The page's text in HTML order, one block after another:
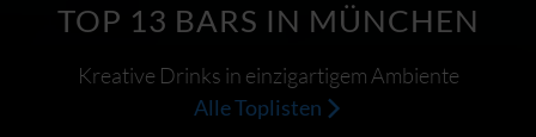
TOP 13 BARS IN MÜNCHEN
Kreative Drinks in einzigartigem Ambiente
Alle Toplisten